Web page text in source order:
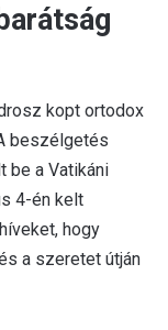
kopt ortodox
beszélgetés
be a Vatikáni
4-én kelt
hogy
a szeretet útján